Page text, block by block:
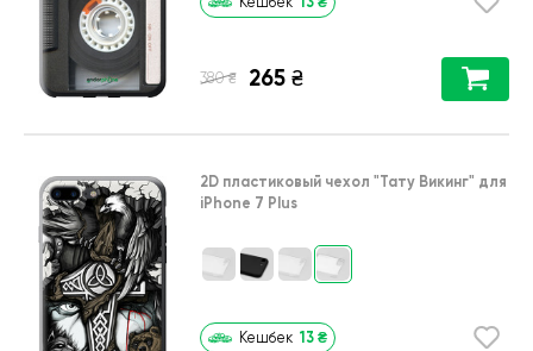
380 ₴ 265 ₴
2D пластиковый чехол "Тату Викинг" для
iPhone 7 Plus
Кешбек 13 ₴